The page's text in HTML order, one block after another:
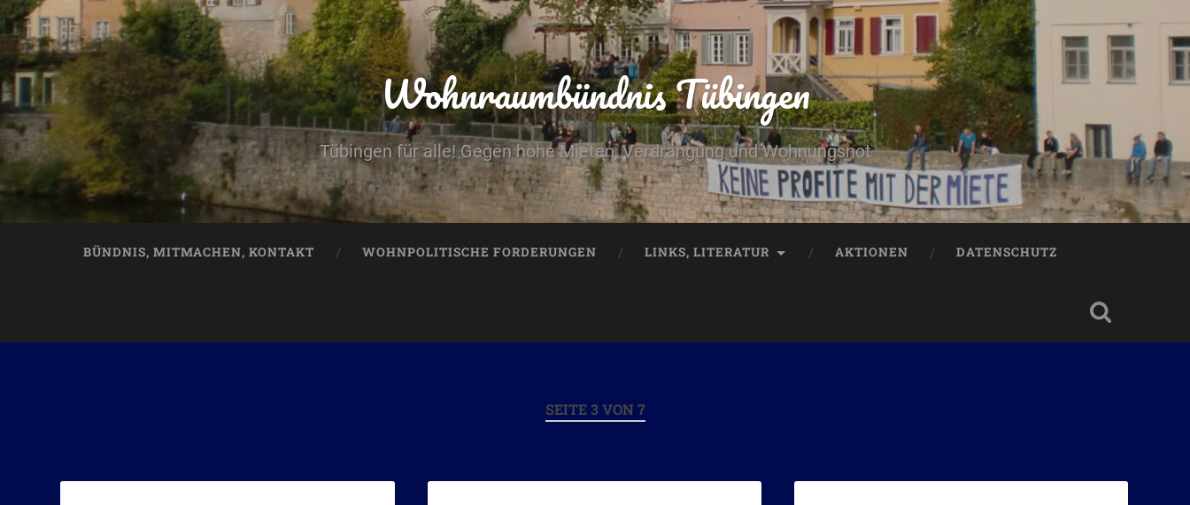
Wohnraumbündnis Tübingen
Tübingen für alle! Gegen hohe Mieten, Verdrängung und Wohnungsnot
BÜNDNIS, MITMACHEN, KONTAKT WOHNPOLITISCHE FORDERUNGEN LINKS, LITERATUR AKTIONEN DATENSCHUTZ
SEITE 3 VON 7